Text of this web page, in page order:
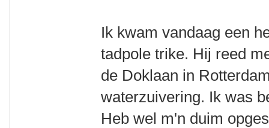
Ik kwam vandaag een
tadpole trike. Hij reed
de Doklaan in
waterzuivering. Ik was
Heb wel m'n duim